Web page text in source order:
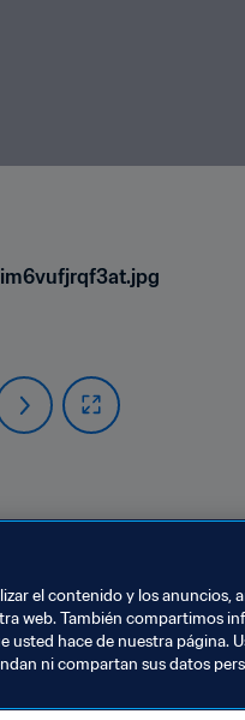
partidos, colecciona
el contenido y los anuncios,
web. También compartimos
usted hace de nuestra página.
ni compartan sus datos